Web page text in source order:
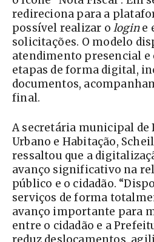
redireciona para a
possível realizar o logine
solicitações. O modelo
atendimento presencial e
etapas de forma digital,
documentos,
final.
A secretária municipal de
Urbano e Habitação,
ressaltou que a
avanço significativo na
público e o cidadão.
serviços de forma
avanço importante para
entre o cidadão e a